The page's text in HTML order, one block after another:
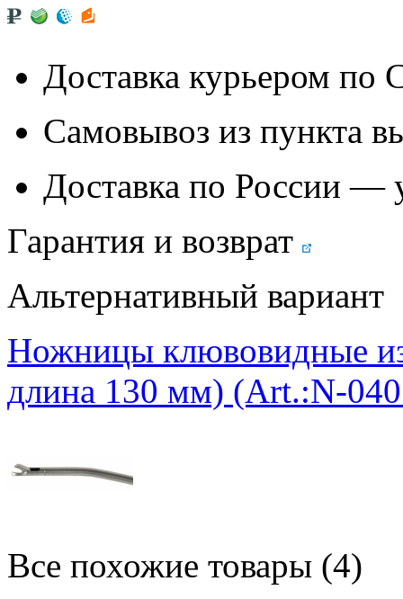
Доставка курьером
Самовывоз из пункта
Доставка по России —
Гарантия и возврат
Альтернативный вариант
Ножницы клювовидные
длина 130 мм) (Art.:N-
Все похожие товары (4)